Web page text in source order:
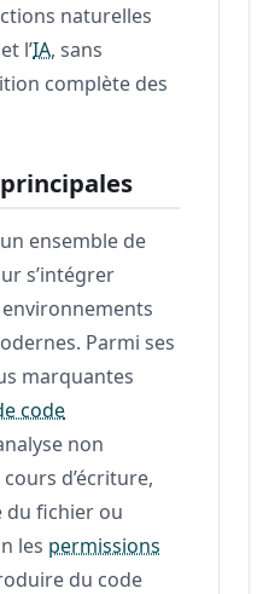
naturelles
l’IA, sans
complète des
ensemble de
s’intégrer
Parmi ses
marquantes
code
non
d’écriture,
du fichier ou
les permissions
du code